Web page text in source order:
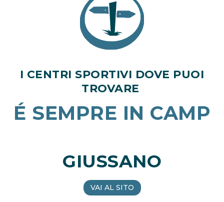
I CENTRI SPORTIVI DOVE PUOI
TROVARE
É SEMPRE IN CAMP
GIUSSANO
VAI AL SITO